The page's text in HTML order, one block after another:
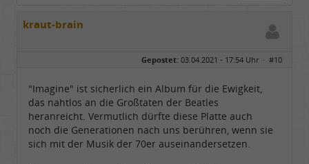
kraut-brain
Gepostet: 03.04.2021 - 17:54 Uhr · #10
"Imagine" ist sicherlich ein Album für die Ewigkeit,
das nahtlos an die Großtaten der Beatles
heranreicht. Vermutlich dürfte diese Platte auch
noch die Generationen nach uns berühren, wenn sie
sich mit der Musik der 70er auseinandersetzen.